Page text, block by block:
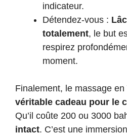
indicateur.
Détendez-vous :
totalement, le but
respirez
moment.
Finalement, le massage
véritable cadeau pour le
Qu’il coûte 200 ou 3000
intact. C’est une